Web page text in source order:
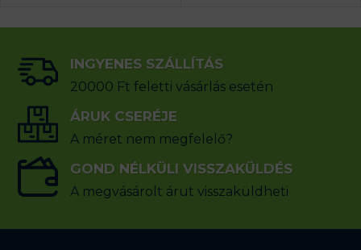
INGYENES SZÁLLÍTÁS
20000 Ft feletti vásárlás esetén
ÁRUK CSERÉJE
A méret nem megfelelő?
GOND NÉLKÜLI VISSZAKÜLDÉS
A megvásárolt árut visszaküldheti